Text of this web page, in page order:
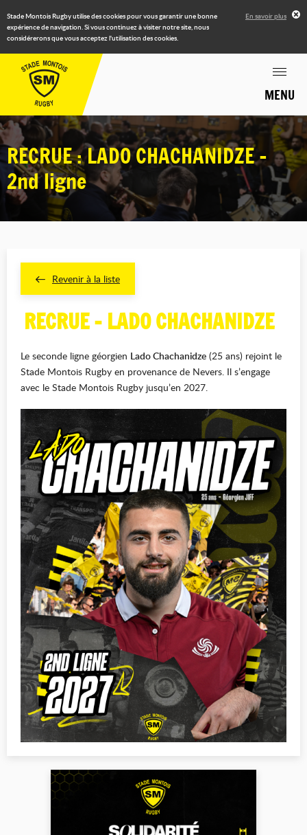
Stade Montois Rugby utilise des cookies pour vous garantir une bonne
expérience de navigation. Si vous continuez à visiter notre site, nous
considérerons que vous acceptez l'utilisation des cookies.
En savoir plus
MENU
RECRUE : LADO CHACHANIDZE -
2nd ligne
Revenir à la liste
RECRUE - LADO CHACHANIDZE
Le seconde ligne géorgien Lado Chachanidze (25 ans) rejoint le
Stade Montois Rugby en provenance de Nevers. Il s’engage
avec le Stade Montois Rugby jusqu’en 2027.